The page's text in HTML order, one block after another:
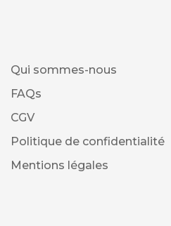
Qui sommes-nous
FAQs
CGV
Politique de confidentialité
Mentions légales